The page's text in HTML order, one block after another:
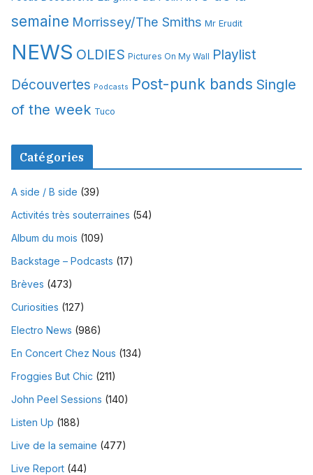
semaine Morrissey/The Smiths Mr Erudit
NEWS OLDIES Pictures On My Wall Playlist
Découvertes Podcasts Post-punk bands Single
of the week Tuco
Catégories
A side / B side (39)
Activités très souterraines (54)
Album du mois (109)
Backstage – Podcasts (17)
Brèves (473)
Curiosities (127)
Electro News (986)
En Concert Chez Nous (134)
Froggies But Chic (211)
John Peel Sessions (140)
Listen Up (188)
Live de la semaine (477)
Live Report (44)